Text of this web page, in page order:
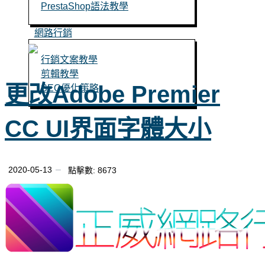
PrestaShop語法教學
網路行銷
行銷文案教學
剪輯教學
SEO優化策略
更改Adobe Premier
CC UI界面字體大小
2020-05-13 點擊數: 8673